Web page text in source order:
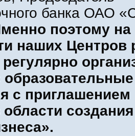
банка ОАО
поэтому на
наших Центров
с
области